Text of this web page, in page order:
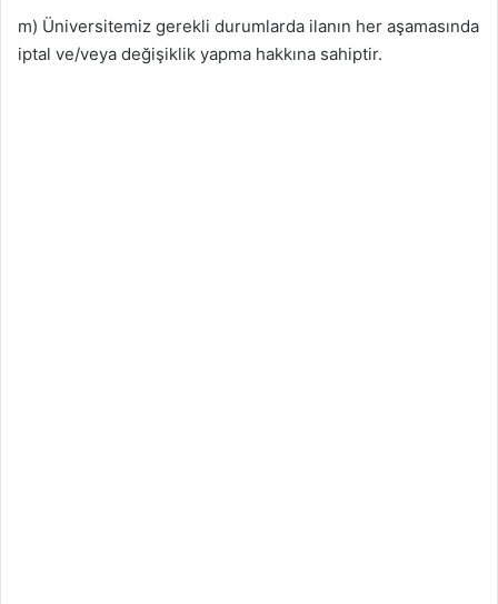
m) Üniversitemiz gerekli durumlarda ilanın her aşamasında
iptal ve/veya değişiklik yapma hakkına sahiptir.